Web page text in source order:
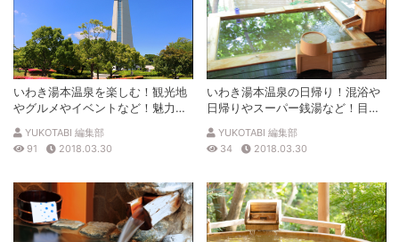
いわき湯本温泉を楽しむ！観光地
やグルメやイベントなど！魅力的
YUKOTABI 編集部
91
2018.03.30
いわき湯本温泉の日帰り！混浴や
日帰りやスーパー銭湯など！目的
う！
YUKOTABI 編集部
34
2018.03.30